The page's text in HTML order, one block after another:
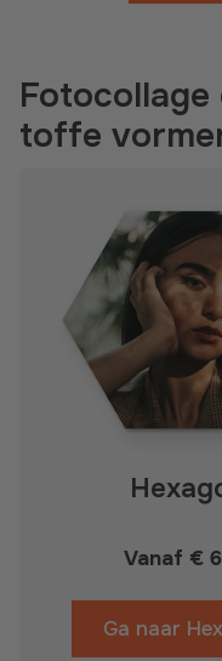
Fotocollage
toffe
Vanaf €
Ga naar